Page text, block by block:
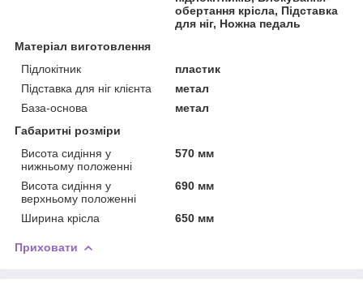
обертання крісла, Підставка
для ніг, Ножна педаль
Матеріал виготовлення
Підлокітник
пластик
Підставка для ніг клієнта
метал
База-основа
метал
Габаритні розміри
Висота сидіння у
нижньому положенні
570 мм
Висота сидіння у
верхньому положенні
690 мм
Ширина крісла 650 мм
Приховати